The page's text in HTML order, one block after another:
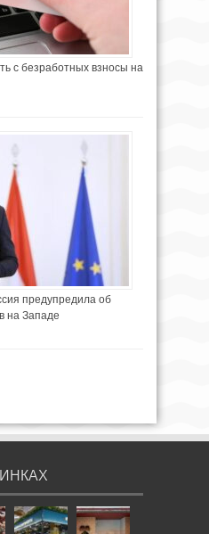
с безработных взносы на
предупредила об
на Западе